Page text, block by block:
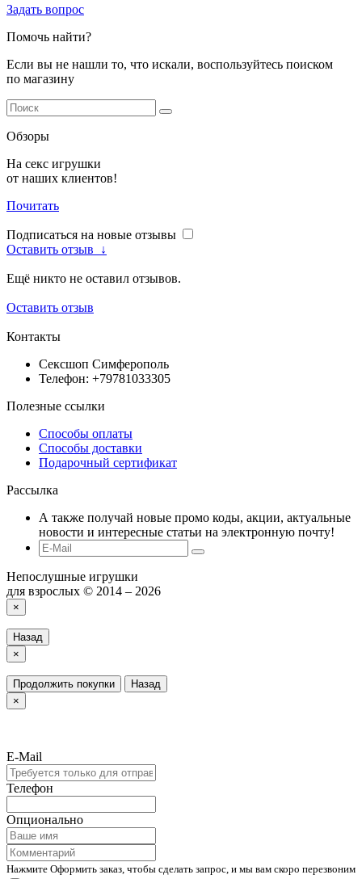
Задать вопрос
Помочь найти?
Если вы не нашли то, что искали, воспользуйтесь поиском
по магазину
Обзоры
На секс игрушки
от наших клиентов!
Почитать
Подписаться на новые отзывы
Оставить отзыв
↓
Ещё никто не оставил отзывов.
Оставить отзыв
Контакты
Сексшоп Симферополь
Телефон: +79781033305
Полезные ссылки
Способы оплаты
Способы доставки
Подарочный сертификат
Рассылка
А также получай новые промо коды, акции, актуальные
новости и интересные статьи на электронную почту!
Непослушные игрушки
для взрослых © 2014 – 2026
×
Назад
×
Продолжить покупки
Назад
×
E-Mail
Телефон
Опционально
Нажмите Оформить заказ, чтобы сделать запрос, и мы вам скоро перезвоним